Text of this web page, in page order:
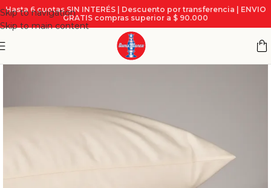
Skip to navigation
Skip to main content
Hasta 6 cuotas SIN INTERÉS | Descuento por transferencia | ENVIO
GRATIS compras superior a $ 90.000